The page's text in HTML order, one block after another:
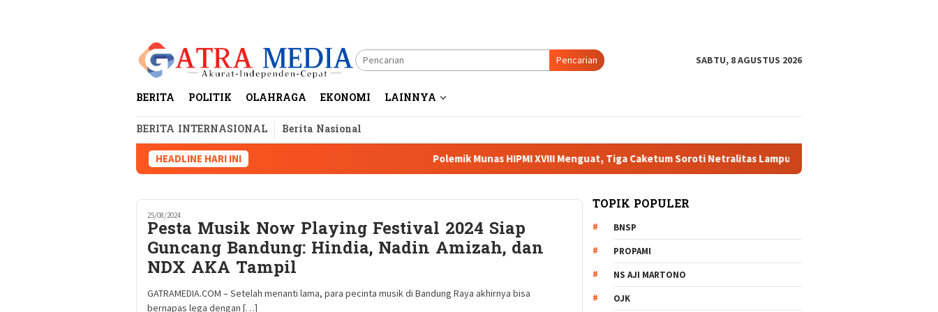
Pencarian SABTU, 8 AGUSTUS 2026
BERITA POLITIK OLAHRAGA EKONOMI LAINNYA
BERITA INTERNASIONAL Berita Nasional
HEADLINE HARI INI Polemik Munas HIPMI XVIII Menguat, Tiga Caketum Soroti Netralitas Lampung dan Dugaan Pelanggaran AD/ART
25/08/2024
Pesta Musik Now Playing Festival 2024 Siap
Guncang Bandung: Hindia, Nadin Amizah, dan
NDX AKA Tampil
GATRAMEDIA.COM – Setelah menanti lama, para pecinta musik di Bandung Raya akhirnya bisa
bernapas lega dengan […]
TOPIK POPULER
BNSP
PROPAMI
NS AJI MARTONO
OJK